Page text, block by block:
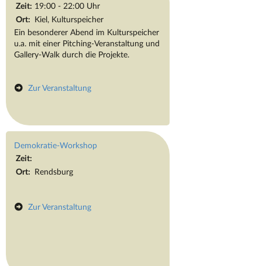
Zeit: 19:00 - 22:00 Uhr
Ort: Kiel, Kulturspeicher
Ein besonderer Abend im Kulturspeicher
u.a. mit einer Pitching-Veranstaltung und
Gallery-Walk durch die Projekte.
Zur Veranstaltung
Demokratie-Workshop
Zeit:
Ort: Rendsburg
Zur Veranstaltung